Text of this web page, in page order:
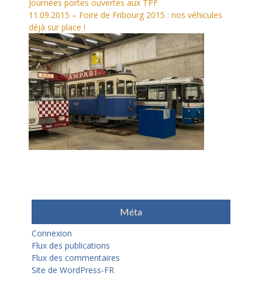
Journées portes ouvertes aux TPF
11.09.2015 – Foire de Fribourg 2015 : nos véhicules
déjà sur place !
Méta
Connexion
Flux des publications
Flux des commentaires
Site de WordPress-FR